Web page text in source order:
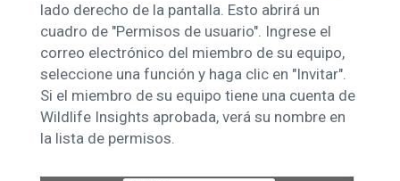
lado derecho de la pantalla. Esto abrirá un
cuadro de "Permisos de usuario". Ingrese el
correo electrónico del miembro de su equipo,
seleccione una función y haga clic en "Invitar".
Si el miembro de su equipo tiene una cuenta de
Wildlife Insights aprobada, verá su nombre en
la lista de permisos.